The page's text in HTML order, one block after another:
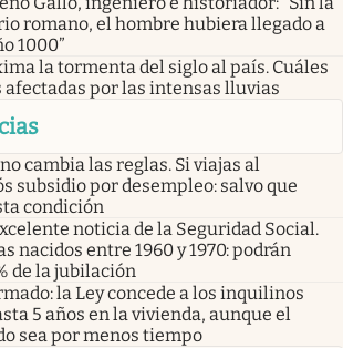
romano, el hombre hubiera llegado a
1000”
la tormenta del siglo al país. Cuáles
afectadas por las intensas lluvias
cambia las reglas. Si viajas al
subsidio por desempleo: salvo que
condición
noticia de la Seguridad Social.
nacidos entre 1960 y 1970: podrán
de la jubilación
la Ley concede a los inquilinos
5 años en la vivienda, aunque el
sea por menos tiempo